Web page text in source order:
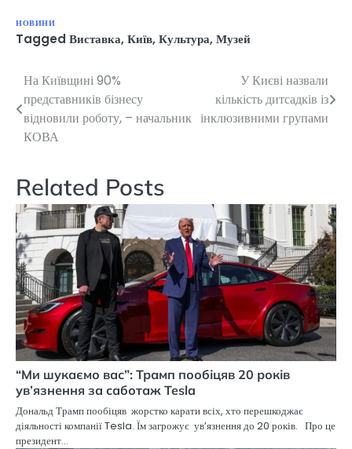
НОВИНИ
Tagged Виставка, Київ, Культура, Музей
Навігація
записів
На Київщині 90%
представників бізнесу
відновили роботу, – начальник
КОВА
У Києві назвали
кількість дитсадків із
інклюзивними групами
Related Posts
“Ми шукаємо вас”: Трамп пообіцяв 20 років
ув’язнення за саботаж Tesla
Дональд Трамп пообіцяв жорстко карати всіх, хто перешкоджає
діяльності компанії Tesla. Їм загрожує ув’язнення до 20 років. Про це
президент…